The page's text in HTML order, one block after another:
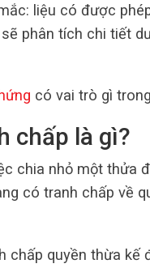
liệu có được
phân tích chi tiết
có vai trò gì
chấp là gì?
chia nhỏ một thửa
có tranh chấp về
chấp quyền thừa kế